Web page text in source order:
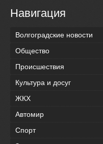
Навигация
Волгоградские новости
Общество
Происшествия
Культура и досуг
ЖКХ
Автомир
Спорт